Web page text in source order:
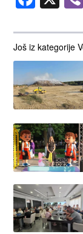
Još iz kategorije